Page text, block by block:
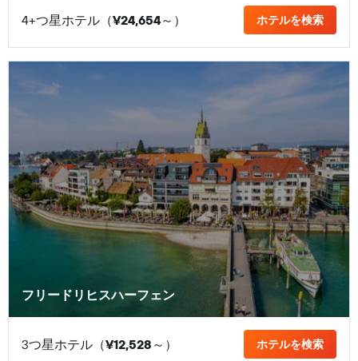
4+つ星ホテル（¥24,654​～） ホテルを検索
フリードリヒスハーフェン
3つ星ホテル（¥12,528 ​～） ホテルを検索